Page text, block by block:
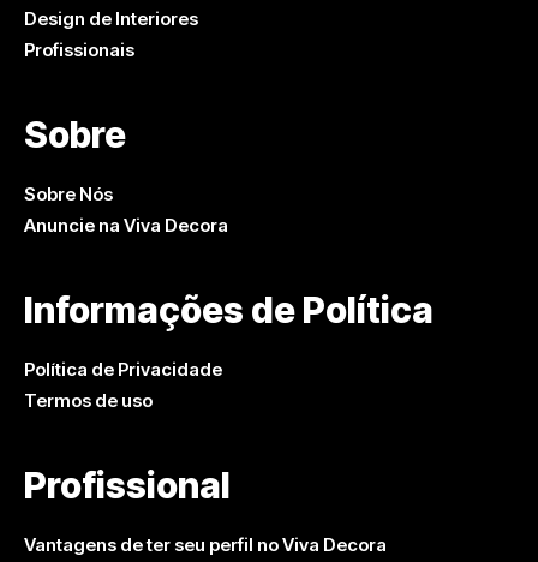
Design de Interiores
Profissionais
Sobre
Sobre Nós
Anuncie na Viva Decora
Informações de Política
Política de Privacidade
Termos de uso
Profissional
Vantagens de ter seu perfil no Viva Decora